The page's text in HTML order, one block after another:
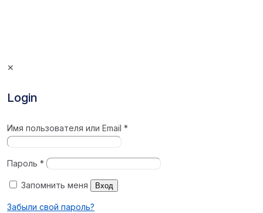
✕
Login
Имя пользователя или Email*
Пароль*
Запомнить меня Вход
Забыли свой пароль?